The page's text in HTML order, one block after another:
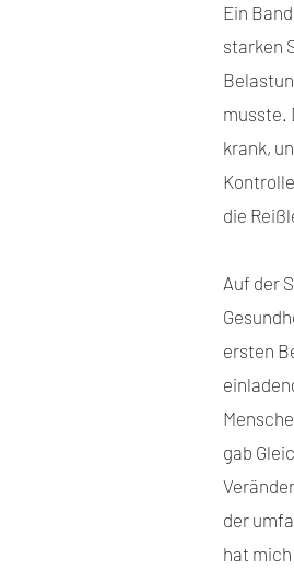
Ein
starken
musste.
krank,
die
Auf der
ersten
gab
der
hat